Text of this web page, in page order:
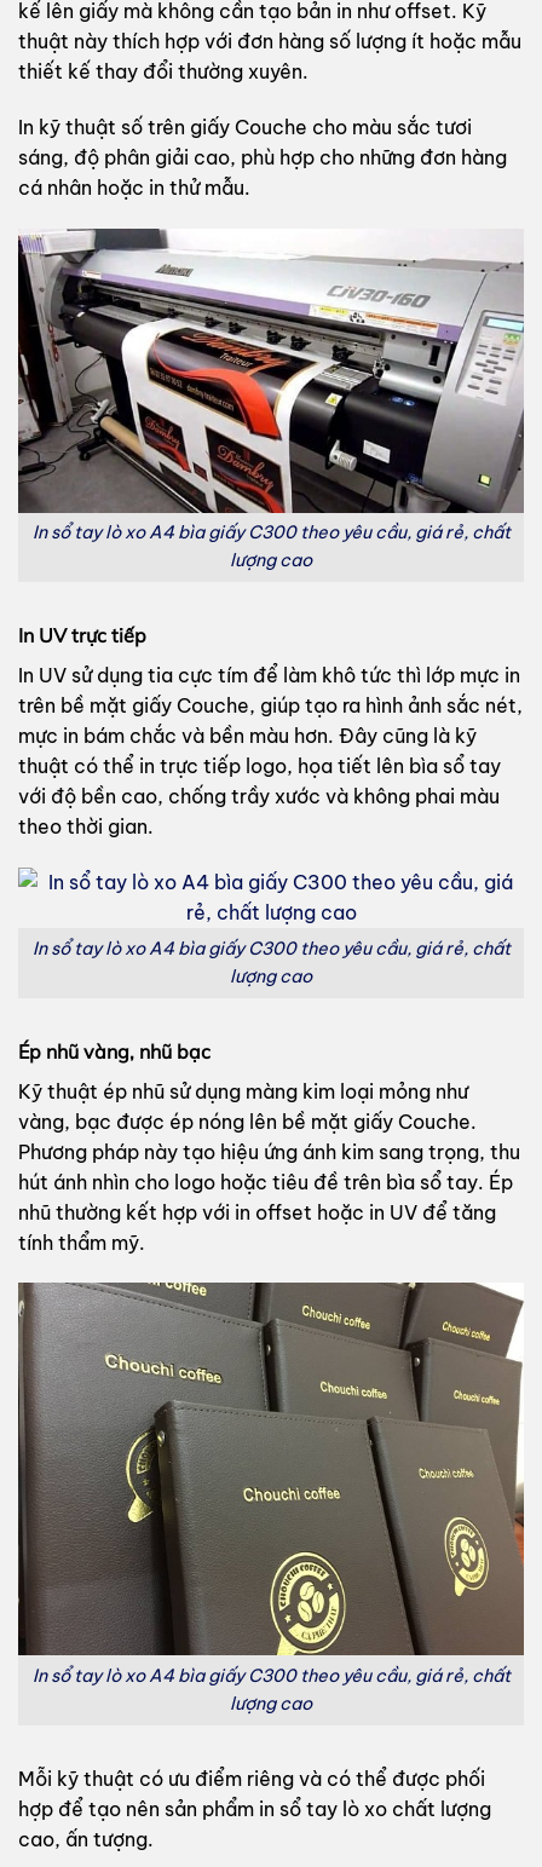
kế lên giấy mà không cần tạo bản in như offset. Kỹ
thuật này thích hợp với đơn hàng số lượng ít hoặc mẫu
thiết kế thay đổi thường xuyên.
In kỹ thuật số trên giấy Couche cho màu sắc tươi
sáng, độ phân giải cao, phù hợp cho những đơn hàng
cá nhân hoặc in thử mẫu.
In sổ tay lò xo A4 bìa giấy C300 theo yêu cầu, giá rẻ, chất
lượng cao
In UV trực tiếp
In UV sử dụng tia cực tím để làm khô tức thì lớp mực in
trên bề mặt giấy Couche, giúp tạo ra hình ảnh sắc nét,
mực in bám chắc và bền màu hơn. Đây cũng là kỹ
thuật có thể in trực tiếp logo, họa tiết lên bìa sổ tay
với độ bền cao, chống trầy xước và không phai màu
theo thời gian.
In sổ tay lò xo A4 bìa giấy C300 theo yêu cầu, giá rẻ, chất
lượng cao
Ép nhũ vàng, nhũ bạc
Kỹ thuật ép nhũ sử dụng màng kim loại mỏng như
vàng, bạc được ép nóng lên bề mặt giấy Couche.
Phương pháp này tạo hiệu ứng ánh kim sang trọng, thu
hút ánh nhìn cho logo hoặc tiêu đề trên bìa sổ tay. Ép
nhũ thường kết hợp với in offset hoặc in UV để tăng
tính thẩm mỹ.
In sổ tay lò xo A4 bìa giấy C300 theo yêu cầu, giá rẻ, chất
lượng cao
Mỗi kỹ thuật có ưu điểm riêng và có thể được phối
hợp để tạo nên sản phẩm in sổ tay lò xo chất lượng
cao, ấn tượng.